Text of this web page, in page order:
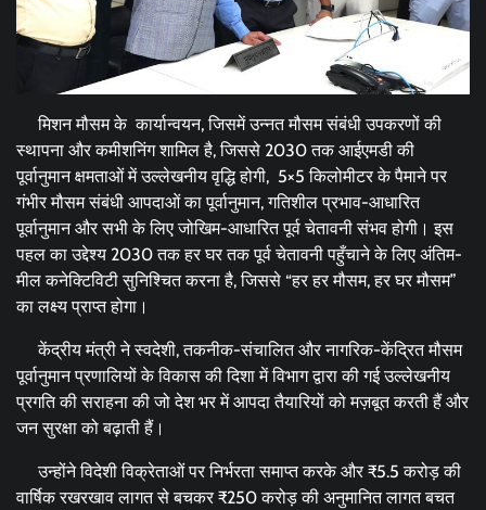
मिशन मौसम के कार्यान्वयन, जिसमें उन्नत मौसम संबंधी उपकरणों की
स्थापना और कमीशनिंग शामिल है, जिससे 2030 तक आईएमडी की
पूर्वानुमान क्षमताओं में उल्लेखनीय वृद्धि होगी, 5×5 किलोमीटर के पैमाने पर
गंभीर मौसम संबंधी आपदाओं का पूर्वानुमान, गतिशील प्रभाव-आधारित
पूर्वानुमान और सभी के लिए जोखिम-आधारित पूर्व चेतावनी संभव होगी। इस
पहल का उद्देश्य 2030 तक हर घर तक पूर्व चेतावनी पहुँचाने के लिए अंतिम-
मील कनेक्टिविटी सुनिश्चित करना है, जिससे “हर हर मौसम, हर घर मौसम”
का लक्ष्य प्राप्त होगा।
केंद्रीय मंत्री ने स्वदेशी, तकनीक-संचालित और नागरिक-केंद्रित मौसम
पूर्वानुमान प्रणालियों के विकास की दिशा में विभाग द्वारा की गई उल्लेखनीय
प्रगति की सराहना की जो देश भर में आपदा तैयारियों को मज़बूत करती हैं और
जन सुरक्षा को बढ़ाती हैं।
उन्होंने विदेशी विक्रेताओं पर निर्भरता समाप्त करके और ₹5.5 करोड़ की
वार्षिक रखरखाव लागत से बचकर ₹250 करोड़ की अनुमानित लागत बचत